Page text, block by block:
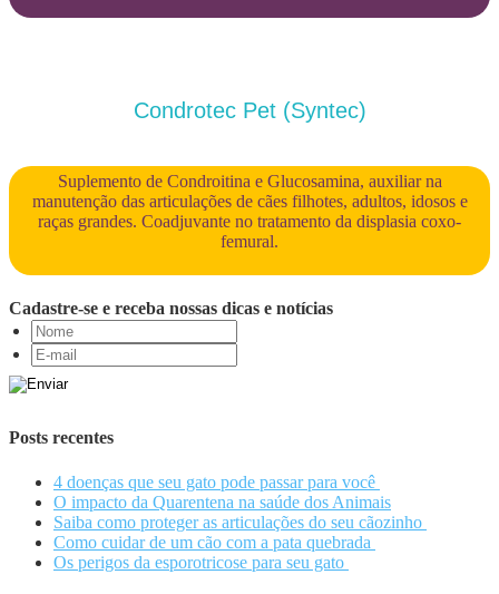
Condrotec Pet (Syntec)
Suplemento de Condroitina e Glucosamina, auxiliar na
manutenção das articulações de cães filhotes, adultos, idosos e
raças grandes. Coadjuvante no tratamento da displasia coxo-
femural.
Cadastre-se e receba nossas dicas e notícias
Posts recentes
4 doenças que seu gato pode passar para você
O impacto da Quarentena na saúde dos Animais
Saiba como proteger as articulações do seu cãozinho
Como cuidar de um cão com a pata quebrada
Os perigos da esporotricose para seu gato